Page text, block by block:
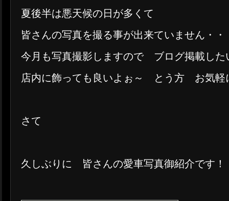
夏後半は悪天候の日が多くて
皆さんの写真を撮る事が出来ていません・・
今月も写真撮影しますので ブログ掲載した
店内に飾っても良いよぉ～ とう方 お気軽
さて
久しぶりに 皆さんの愛車写真御紹介です！